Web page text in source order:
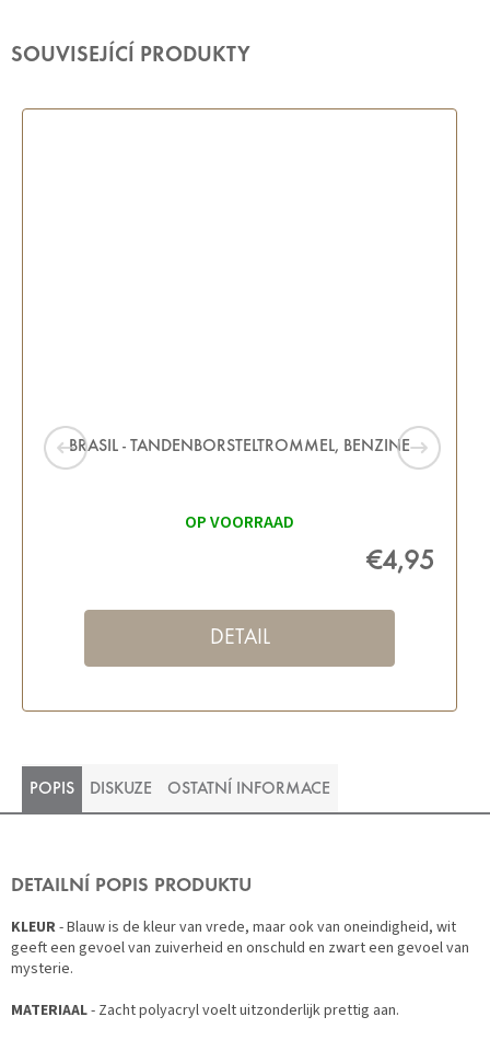
SOUVISEJÍCÍ PRODUKTY
BRASIL - TANDENBORSTELTROMMEL, BENZINE
OP VOORRAAD
€4,95
DETAIL
POPIS DISKUZE OSTATNÍ INFORMACE
DETAILNÍ POPIS PRODUKTU
KLEUR- Blauw is de kleur van vrede, maar ook van oneindigheid, wit
geeft een gevoel van zuiverheid en onschuld en zwart een gevoel van
mysterie.
MATERIAAL- Zacht polyacryl voelt uitzonderlijk prettig aan.